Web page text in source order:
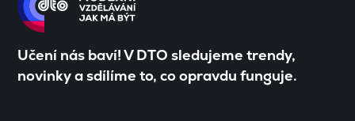
Učení nás baví! V DTO sledujeme trendy,
novinky a sdílíme to, co opravdu funguje.